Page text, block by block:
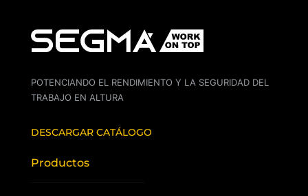
POTENCIANDO EL RENDIMIENTO Y LA SEGURIDAD DEL
TRABAJO EN ALTURA
DESCARGAR CATÁLOGO
Productos